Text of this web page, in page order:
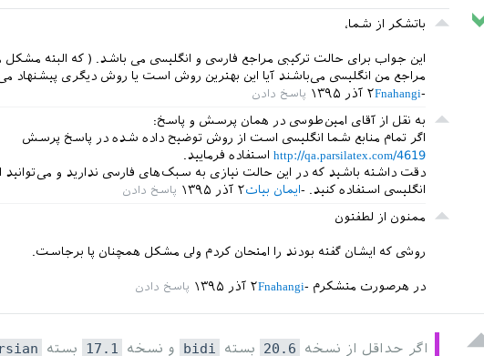
باتشکر از شما،
این جواب برای حالت ترکیبی مراجع فارسی و انگلیسی می باشد. ( که البته مشکل
مراجع من انگلیسی می‌باشند آیا این بهترین روش است یا روش دیگری پیشنهاد
۲ آذر ۱۳۹۵Fnahangi
به نقل از آقای امین‌طوسی در همان پرسش و پاسخ:
اگر تمام منابع شما انگلیسی است از روش توضیح داده شده در پاسخ پرسش
http://qa.parsilatex.com/4619 استفاده فرمایید.
دقت داشته باشید که در این حالت نیازی به سبک‌های فارسی ندارید و
انگلیسی استفاده کنید.
۲ آذر ۱۳۹۵ایمان بیات
ممنون از لطفتون
روشی که ایشان گفته بودند را امتحان کردم ولی مشکل همچنان پا برجاست.
در هرصورت متشکرم ۲ آذر ۱۳۹۵Fnahangi
اگر حداقل از نسخه 20.6 بسته bidi و نسخه 17.1 بسته